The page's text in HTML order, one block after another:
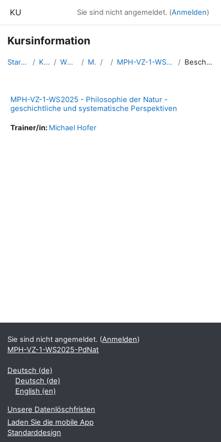
KU Sie sind nicht angemeldet. (Anmelden)
Kursinformation
Startseite Kurse WS2025 MPH 1 MPH-VZ-1-WS2025-PdNat Beschreibung
MPH-VZ-1-WS2025 - Philosophie der Natur -
geschichtliche und systematische Perspektiven
Trainer/in: Michael Hofer
Sie sind nicht angemeldet. (Anmelden)
MPH-VZ-1-WS2025-PdNat
Deutsch ‎(de)‎
Deutsch ‎(de)‎
English ‎(en)‎
Unsere Datenlöschfristen
Laden Sie die mobile App
Standarddesign